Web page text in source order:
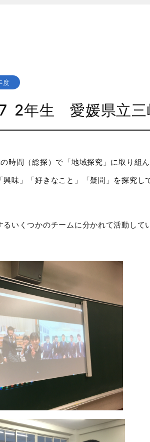
度
2年生 愛媛県立三
時間（総探）で「地域探究」に取り組
興味」「好きなこと」「疑問」を探究
るいくつかのチームに分かれて活動し